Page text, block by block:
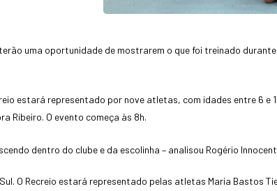
uma oportunidade de mostrarem o que foi treinado
estará representado por nove atletas, com idades entre 6 e
Ribeiro. O evento começa às 8h.
dentro do clube e da escolinha – analisou Rogério
O Recreio estará representado pelas atletas Maria Bastos